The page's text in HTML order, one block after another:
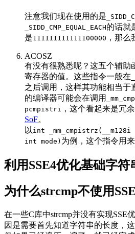
注意我们现在使用的是
_SIDD_CMP_EQUAL_EACH的话就
是111111111111100000 ，那么
ACOSZ
有没有很熟悉呢？这五个辅助
寄存器的值。这些指令一般在
之后调用，这样其功能相当于
的编译器可能会在调用
pcmpistri
，这个看起来是冗
SoF。
以 int
int mode) 为例，这个指令用
利用SSE4优化基础字符
为什么strcmp不使用
在一些C库中strcmp并没有实现SSE
因是需要首先知道字符串的长度，